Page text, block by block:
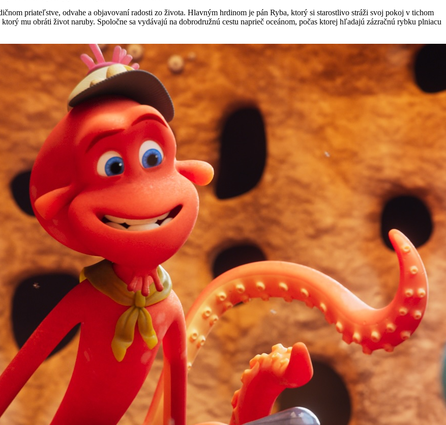
priateľstve, odvahe a objavovaní radosti zo života. Hlavným hrdinom je pán Ryba, ktorý si starostlivo stráži svoj pokoj v tichom
mu obráti život naruby. Spoločne sa vydávajú na dobrodružnú cestu naprieč oceánom, počas ktorej hľadajú zázračnú rybku plniacu